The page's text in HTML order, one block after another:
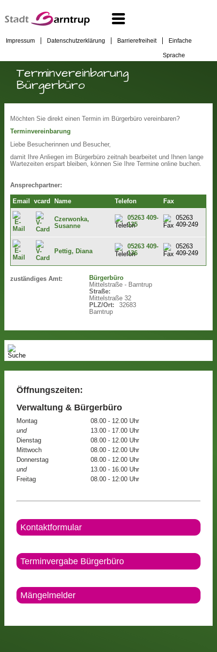
Impressum Datenschutzerklärung Barrierefreiheit Einfache
Sprache
Terminvereinbarung
Bürgerbüro
Möchten Sie direkt einen Termin im Bürgerbüro vereinbaren?
Terminvereinbarung
Liebe Besucherinnen und Besucher,
damit Ihre Anliegen im Bürgerbüro zeitnah bearbeitet und Ihnen lange
Wartezeiten erspart bleiben, können Sie Ihre Termine online buchen.
Ansprechpartner:
Email vcard Name Telefon Fax
Czerwonka,
Susanne
05263 409-
135
05263
409-249
Pettig, Diana
05263 409-
136
05263
409-249
zuständiges Amt:
Bürgerbüro
Mittelstraße - Barntrup
Straße:
Mittelstraße 32
PLZ/Ort:
32683
Barntrup
Öffnungszeiten:
Verwaltung & Bürgerbüro
Montag
08.00 - 12.00 Uhr
und
13.00 - 17.00 Uhr
Dienstag
08.00 - 12.00 Uhr
Mittwoch
08.00 - 12.00 Uhr
Donnerstag
08.00 - 12.00 Uhr
und
13.00 - 16.00 Uhr
Freitag
08.00 - 12:00 Uhr
Kontaktformular
Terminvergabe Bürgerbüro
Mängelmelder